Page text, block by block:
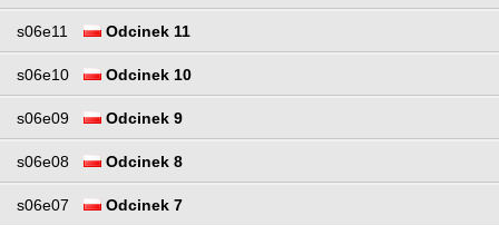
s06e11 Odcinek 11
s06e10 Odcinek 10
s06e09 Odcinek 9
s06e08 Odcinek 8
s06e07 Odcinek 7